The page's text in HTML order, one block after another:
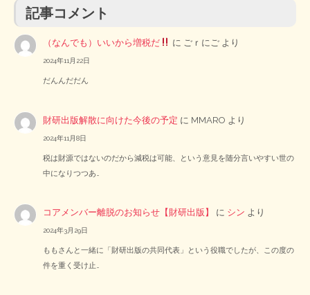
記事コメント
（なんでも）いいから増税だ に ごｒにご より
2024年11月22日
だんんだだん
財研出版解散に向けた今後の予定 に MMARO より
2024年11月8日
税は財源ではないのだから減税は可能、という意見を随分言いやすい世の
中になりつつあ…
コアメンバー離脱のお知らせ【財研出版】 に シン より
2024年3月29日
ももさんと一緒に「財研出版の共同代表」という役職でしたが、この度の
件を重く受け止…